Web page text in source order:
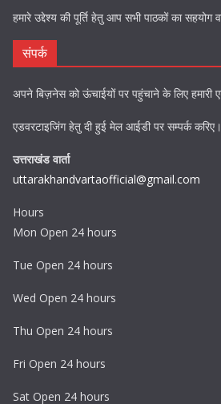
हमारे उद्देश्य की पूर्ति हेतु आप सभी पाठकों का सहयोग
संपर्क
अपने बिज़नेस को ऊंचाईयों पर पहुंचाने के लिए हमारी
एडवरटाइजिंग हेतु दी हुई मेल आईडी पर सम्पर्क करिए।
उत्तराखंड वार्ता
uttarakhandvartaofficial@gmail.com
Hours
Mon Open 24 hours
Tue Open 24 hours
Wed Open 24 hours
Thu Open 24 hours
Fri Open 24 hours
Sat Open 24 hours